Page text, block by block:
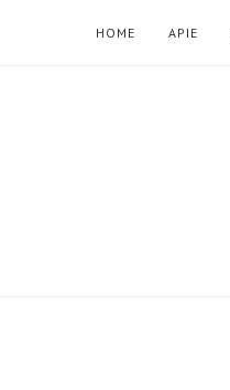
HOME APIE